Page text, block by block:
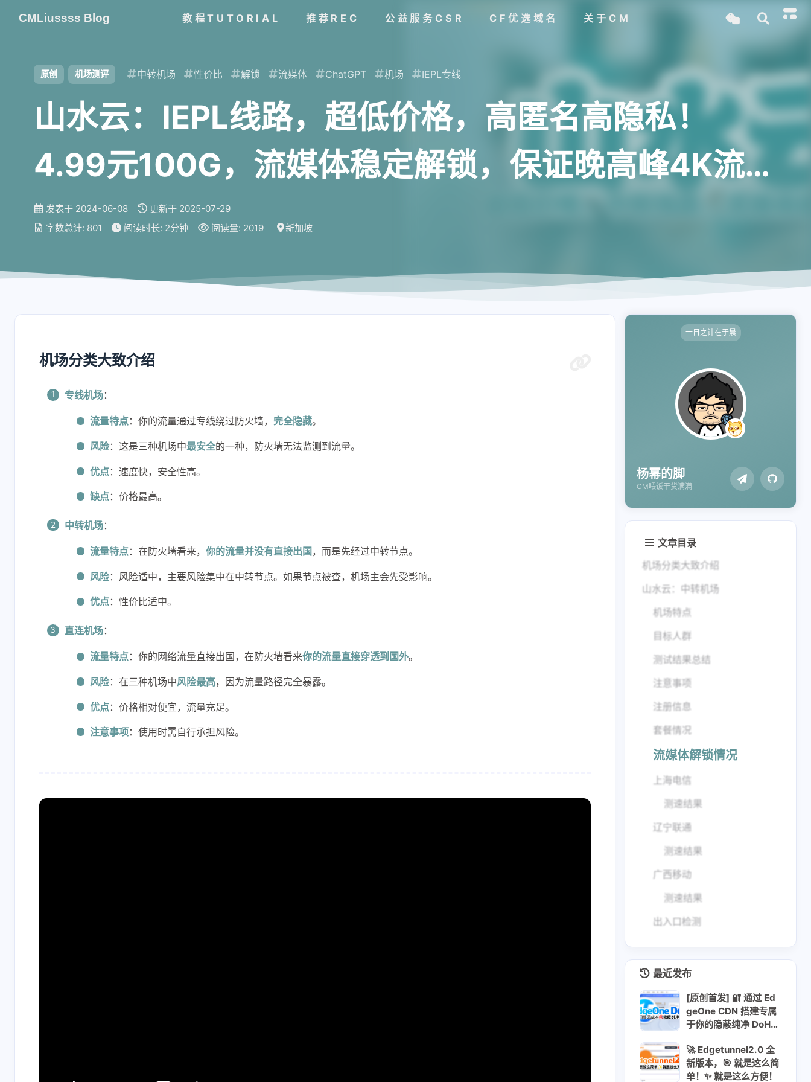
CMLiussss Blog 教程TUTORIAL 推荐REC 公益服务CSR CF优选域名 关于CM
原创 机场测评 中转机场 性价比 解锁 流媒体 ChatGPT 机场 IEPL专线
山水云：IEPL线路，超低价格，高匿名高隐私！
4.99元100G，流媒体稳定解锁，保证晚高峰4K流畅
秒开。
发表于 2024-06-08 更新于 2025-07-29
字数总计: 801 阅读时长: 2分钟 阅读量: 2019 新加坡
机场分类大致介绍
专线机场：
流量特点：你的流量通过专线绕过防火墙， 完全隐藏。
风险：这是三种机场中最安全的一种，防火墙无法监测到流量。
优点：速度快，安全性高。
缺点：价格最高。
中转机场：
流量特点：在防火墙看来， 你的流量并没有直接出国 ，而是先经过中转节点。
风险：风险适中，主要风险集中在中转节点。如果节点被查，机场主会先受影响。
优点：性价比适中。
直连机场：
流量特点：你的网络流量直接出国，在防火墙看来你的流量直接穿透到国外。
风险：在三种机场中风险最高，因为流量路径完全暴露。
优点：价格相对便宜，流量充足。
注意事项：使用时需自行承担风险。
一日之计在于晨
杨幂的脚
CM喂饭干货满满
文章目录
机场分类大致介绍
山水云：中转机场
机场特点
目标人群
测试结果总结
注意事项
注册信息
套餐情况
流媒体解锁情况
上海电信
测速结果
辽宁联通
测速结果
广西移动
测速结果
出入口检测
最近发布
[原创首发] 🔐 通过 Ed
geOne CDN 搭建专属
于你的隐蔽纯净 DoH
🚀 Edgetunnel2.0 全
新版本，🎯 就是这么简
单！✨ 就是这么方便！